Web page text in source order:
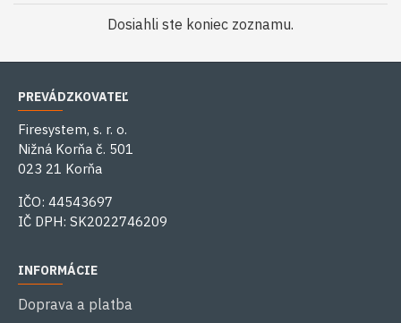
Dosiahli ste koniec zoznamu.
PREVÁDZKOVATEĽ
Firesystem, s. r. o.
Nižná Korňa č. 501
023 21 Korňa
IČO: 44543697
IČ DPH: SK2022746209
INFORMÁCIE
Doprava a platba